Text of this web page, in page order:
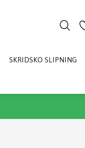
SKRIDSKO SLIPNING